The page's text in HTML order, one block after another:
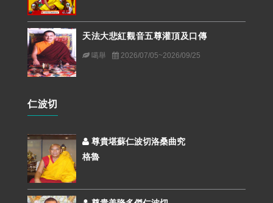
天法大悲紅觀音五尊灌頂及口傳
噶舉 2026/07/05~2026/09/25
仁波切
尊貴堪蘇仁波切洛桑曲究
格魯